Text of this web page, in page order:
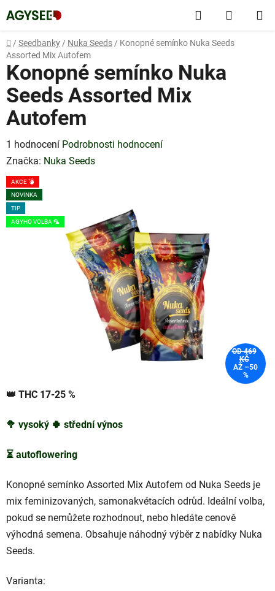
na
obsah
Hledat
KOŠÍK
Domů
/ Seedbanky / Nuka Seeds / Konopné semínko Nuka Seeds
Assorted Mix Autofem
👑 THC 17-25 %
🥦 vysoký 🍀 střednívýnos
⏳ autoflowering
Konopné semínko Assorted Mix Autofem od Nuka Seeds je
mix feminizovaných, samonakvétacích odrůd. Ideální volba,
pokud se nemůžete rozhodnout, nebo hledáte cenově
výhodná semena. Obsahuje náhodný výběr z nabídky Nuka
Seeds.
Varianta:
Konopné semínko Nuka
Seeds Assorted Mix
Autofem
Průměrné
hodnocení
produktu
je
5,0
z
1 hodnocení Podrobnosti hodnocení
Značka: Nuka Seeds
AKCE 💣
NOVINKA
TIP
AGYHO VOLBA 🦜
OD 469
KČ
AŽ –50
%